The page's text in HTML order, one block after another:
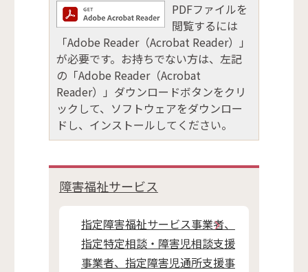
PDFファイルを
閲覧するには
「Adobe Reader（Acrobat Reader）」
が必要です。お持ちでない方は、左記
の「Adobe Reader（Acrobat
Reader）」ダウンロードボタンをクリ
ックして、ソフトウェアをダウンロー
ドし、インストールしてください。
障害福祉サービス
指定障害福祉サービス事業者、
指定特定相談・障害児相談支援
事業者、指定障害児通所支援事